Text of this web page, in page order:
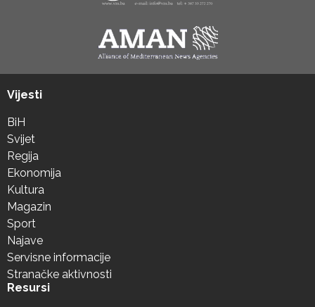
Vijesti
BiH
Svijet
Regija
Ekonomija
Kultura
Magazin
Sport
Najave
Servisne informacije
Stranačke aktivnosti
Resursi